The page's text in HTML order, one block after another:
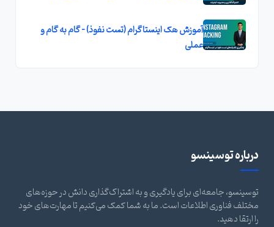
آموزش هک اینستاگرام (تست نفوذ) - گام به گام و
عملی
درباره توسینسو
توسینسو، جامعه‌ای برای یادگیری و به اشتراک‌گذاری دانش در حوزه‌های
مختلف فناوری اطلاعات است. ما به شما کمک می‌کنیم تا مهارت‌های خود
را ارتقا دهید.